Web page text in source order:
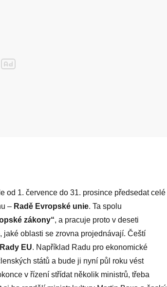
od 1. července do 31. prosince předsedat celé
– Radě Evropské unie. Ta spolu
zákony“, a pracuje proto v deseti
oblasti se zrovna projednávají. Čeští
Rady EU. Například Radu pro ekonomické
států a bude ji nyní půl roku vést
v řízení střídat několik ministrů, třeba